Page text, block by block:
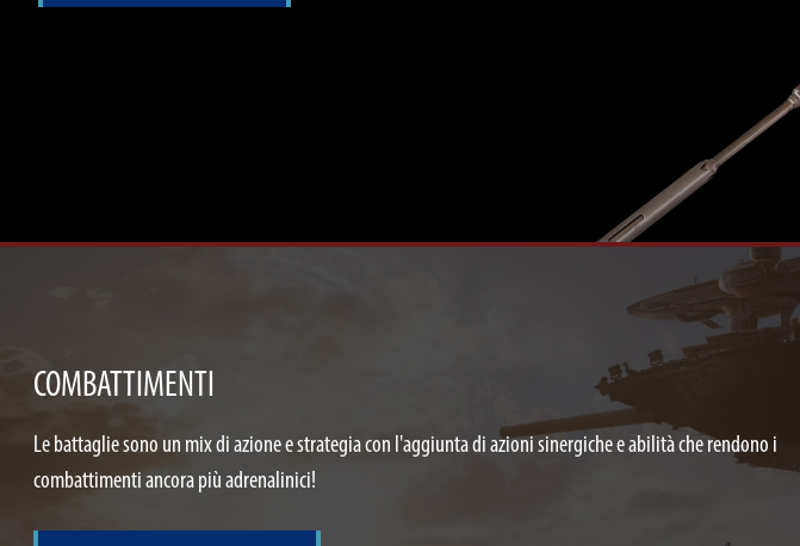
COMBATTIMENTI
Le battaglie sono un mix di azione e strategia con l'aggiunta di azioni sinergiche e abilità che rendono i
combattimenti ancora più adrenalinici!